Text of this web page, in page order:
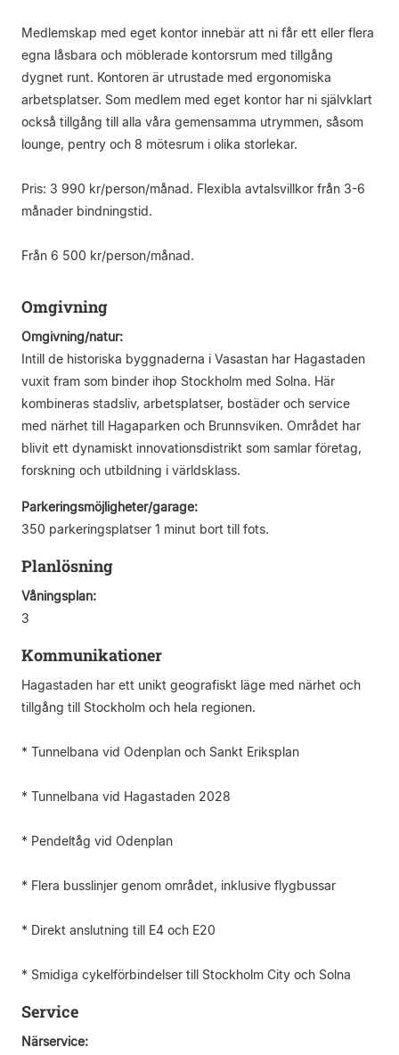
Medlemskap med eget kontor innebär att ni får ett eller flera
egna låsbara och möblerade kontorsrum med tillgång
dygnet runt. Kontoren är utrustade med ergonomiska
arbetsplatser. Som medlem med eget kontor har ni självklart
också tillgång till alla våra gemensamma utrymmen, såsom
lounge, pentry och 8 mötesrum i olika storlekar.
Pris: 3 990 kr/person/månad. Flexibla avtalsvillkor från 3-6
månader bindningstid.
Från 6 500 kr/person/månad.
Omgivning
Omgivning/natur:
Intill de historiska byggnaderna i Vasastan har Hagastaden
vuxit fram som binder ihop Stockholm med Solna. Här
kombineras stadsliv, arbetsplatser, bostäder och service
med närhet till Hagaparken och Brunnsviken. Området har
blivit ett dynamiskt innovationsdistrikt som samlar företag,
forskning och utbildning i världsklass.
Parkeringsmöjligheter/garage:
350 parkeringsplatser 1 minut bort till fots.
Planlösning
Våningsplan:
3
Kommunikationer
Hagastaden har ett unikt geografiskt läge med närhet och
tillgång till Stockholm och hela regionen.
* Tunnelbana vid Odenplan och Sankt Eriksplan
* Tunnelbana vid Hagastaden 2028
* Pendeltåg vid Odenplan
* Flera busslinjer genom området, inklusive flygbussar
* Direkt anslutning till E4 och E20
* Smidiga cykelförbindelser till Stockholm City och Solna
Service
Närservice: